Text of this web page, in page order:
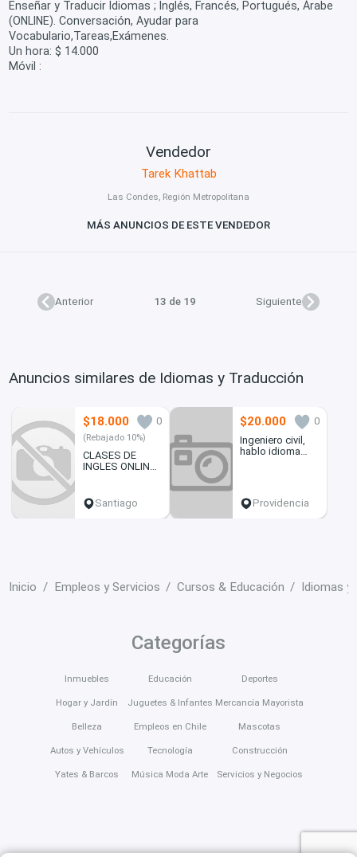
Enseñar y Traducir Idiomas ; Inglés, Francés, Portugués, Árabe
(ONLINE). Conversación, Ayudar para
Vocabulario,Tareas,Exámenes.
Un hora: $ 14.000
Móvil :
Vendedor
Tarek Khattab
Las Condes, Región Metropolitana
MÁS ANUNCIOS DE ESTE VENDEDOR
Anterior 13 de 19 Siguiente
Anuncios similares de Idiomas y Traducción
$18.000 0
(Rebajado 10%)
CLASES DE
INGLES ONLINE
TRADUCCIONES
Santiago
$20.000
0
Ingeniero civil,
hablo idioma
Providencia
Inicio Empleos y Servicios Cursos & Educación Idiomas y
Categorías
Inmuebles
Hogar y Jardín
Belleza
Autos y Vehículos
Yates & Barcos
Educación
Juguetes & Infantes
Empleos en Chile
Tecnología
Música Moda Arte
Deportes
Mercancía Mayorista
Mascotas
Construcción
Servicios y Negocios